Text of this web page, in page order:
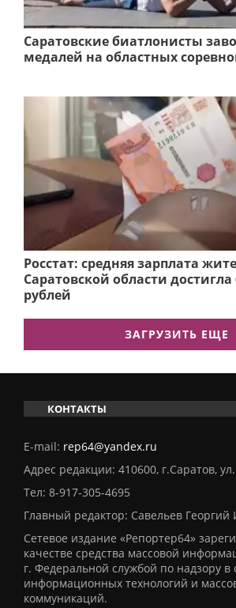
Саратовские биатлонисты
медалей на областных
Росстат: средняя зарплата
Саратовской области достигла
рублей
ЗАГРУЗИТЬ ЕЩЕ
КОНТАКТЫ
E-mail: rep64@yandex.ru
Адрес редакции: 410600, г.Саратов,
Тел: 8-917-305-4695
Главный редактор: Савельев Георгий
Сетевое издание «Репортер64»
качестве средства массовой
г. Федеральной службой по надзору в
информационных технологий и
коммуникаций.